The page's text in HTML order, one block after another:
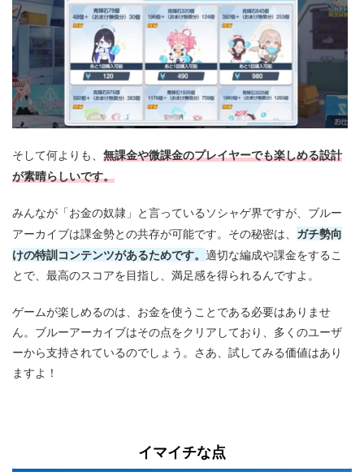
そして何よりも、 無課金や微課金のプレイヤーでも楽しめる設計
が素晴らしいです。
みんなが「お金の奴隷」と言っているソシャゲ界ですが、ブルー
アーカイブは課金勢との共存が可能です。その秘密は、 ガチ勢向
けの特訓コンテンツがあるためです。 適切な編成や課金をするこ
とで、最高のスコアを目指し、満足感を得られるんですよ。
ゲームが楽しめるのは、お金を使うことである必要はありませ
ん。ブルーアーカイブはその点をクリアしており、多くのユーザ
ーから支持されているのでしょう。さあ、試してみる価値はあり
ますよ！
イマイチな点